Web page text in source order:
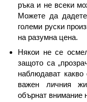
ръка и не всеки
Можете да
големи руски
на разумна цена.
Някои не се
защото са
наблюдават
важен личния
обърнат внимание